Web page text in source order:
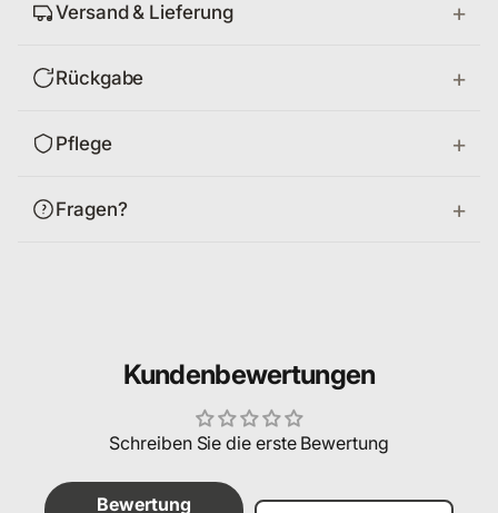
Versand & Lieferung
Rückgabe
Pflege
Fragen?
Kundenbewertungen
Schreiben Sie die erste Bewertung
Bewertung